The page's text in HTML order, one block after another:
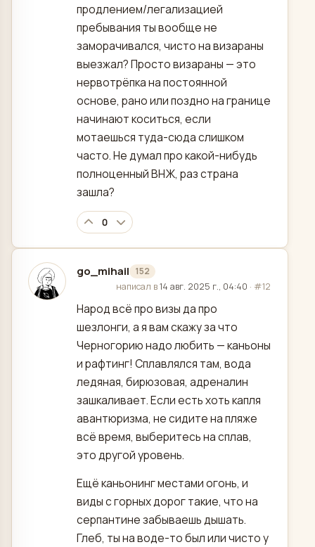
продлением/легализацией
пребывания ты вообще не
заморачивался, чисто на визараны
выезжал? Просто визараны — это
нервотрёпка на постоянной
основе, рано или поздно на границе
начинают коситься, если
мотаешься туда-сюда слишком
часто. Не думал про какой-нибудь
полноценный ВНЖ, раз страна
зашла?
0
go_mihail 152
отредактировано
написал в14 авг. 2025 г., 04:40 · #12
Народ всё про визы да про
шезлонги, а я вам скажу за что
Черногорию надо любить — каньоны
и рафтинг! Сплавлялся там, вода
ледяная, бирюзовая, адреналин
зашкаливает. Если есть хоть капля
авантюризма, не сидите на пляже
всё время, выберитесь на сплав,
это другой уровень.
Ещё каньонинг местами огонь, и
виды с горных дорог такие, что на
серпантине забываешь дышать.
Глеб, ты на воде-то был или чисто у